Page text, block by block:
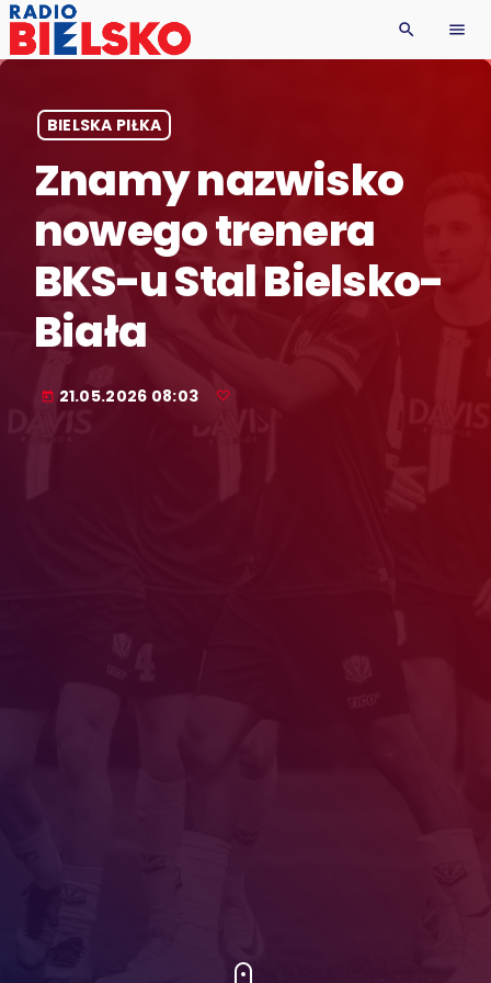
search menu
BIELSKA PIŁKA
Znamy nazwisko
nowego trenera
BKS-u Stal Bielsko-
Biała
today 21.05.2026 08:03